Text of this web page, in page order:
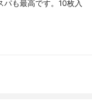
パも最高です。10枚入